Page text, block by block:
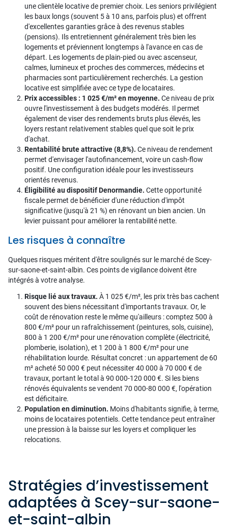
une clientèle locative de premier choix. Les seniors privilégient
les baux longs (souvent 5 à 10 ans, parfois plus) et offrent
d'excellentes garanties grâce à des revenus stables
(pensions). Ils entretiennent généralement très bien les
logements et préviennent longtemps à l'avance en cas de
départ. Les logements de plain-pied ou avec ascenseur,
calmes, lumineux et proches des commerces, médecins et
pharmacies sont particulièrement recherchés. La gestion
locative est simplifiée avec ce type de locataires.
Prix accessibles : 1 025 €/m² en moyenne. Ce niveau de prix
ouvre l'investissement à des budgets modérés. Il permet
également de viser des rendements bruts plus élevés, les
loyers restant relativement stables quel que soit le prix
d'achat.
Rentabilité brute attractive (8,8%). Ce niveau de rendement
permet d'envisager l'autofinancement, voire un cash-flow
positif. Une configuration idéale pour les investisseurs
orientés revenus.
Éligibilité au dispositif Denormandie. Cette opportunité
fiscale permet de bénéficier d'une réduction d'impôt
significative (jusqu'à 21 %) en rénovant un bien ancien. Un
levier puissant pour améliorer la rentabilité nette.
Les risques à connaître
Quelques risques méritent d'être soulignés sur le marché de Scey-
sur-saone-et-saint-albin. Ces points de vigilance doivent être
intégrés à votre analyse.
Risque lié aux travaux. À 1 025 €/m², les prix très bas cachent
souvent des biens nécessitant d'importants travaux. Or, le
coût de rénovation reste le même qu'ailleurs : comptez 500 à
800 €/m² pour un rafraîchissement (peintures, sols, cuisine),
800 à 1 200 €/m² pour une rénovation complète (électricité,
plomberie, isolation), et 1 200 à 1 800 €/m² pour une
réhabilitation lourde. Résultat concret : un appartement de 60
m² acheté 50 000 € peut nécessiter 40 000 à 70 000 € de
travaux, portant le total à 90 000-120 000 €. Si les biens
rénovés équivalents se vendent 70 000-80 000 €, l'opération
est déficitaire.
Population en diminution. Moins d'habitants signifie, à terme,
moins de locataires potentiels. Cette tendance peut entraîner
une pression à la baisse sur les loyers et compliquer les
relocations.
Stratégies d’investissement
adaptées à Scey-sur-saone-
et-saint-albin